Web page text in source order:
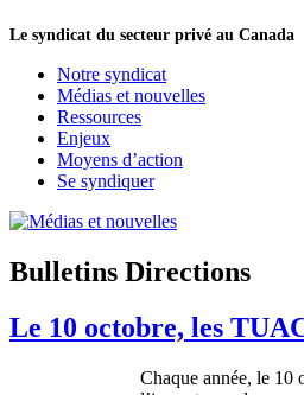
Le syndicat du secteur privé au Canada
Notre syndicat
Médias et nouvelles
Ressources
Enjeux
Moyens d’action
Se syndiquer
Bulletins Directions
Le 10 octobre, les
Chaque année, le 10